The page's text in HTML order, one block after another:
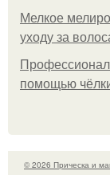
Мелкое
уходу за
помощью
© 2026 Прическа и